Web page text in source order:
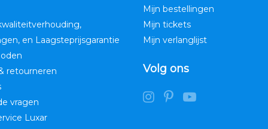
en Laagsteprijsgarantie
retourneren
vragen
Luxar
Mijn bestellingen
Mijn tickets
Mijn verlanglijst
Volg ons